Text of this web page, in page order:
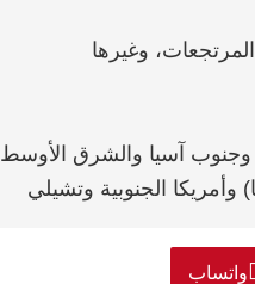
وغيرها
وجنوب آسيا والشرق الأوسط
وأمريكا الجنوبية وتشيلي
واتساب